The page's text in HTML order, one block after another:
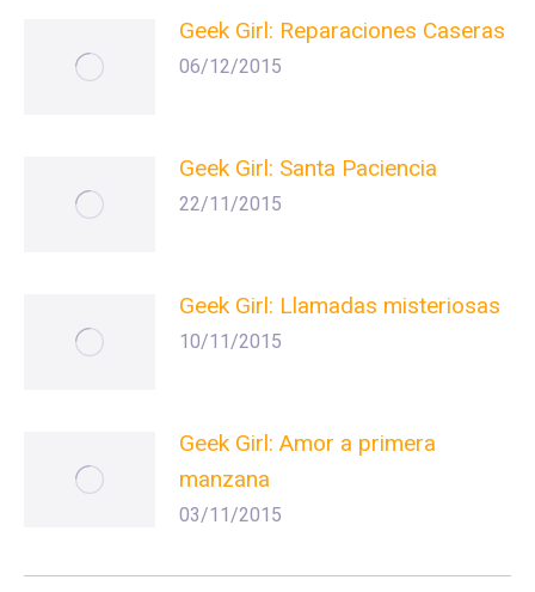
Geek Girl: Reparaciones Caseras
06/12/2015
Geek Girl: Santa Paciencia
22/11/2015
Geek Girl: Llamadas misteriosas
10/11/2015
Geek Girl: Amor a primera
manzana
03/11/2015